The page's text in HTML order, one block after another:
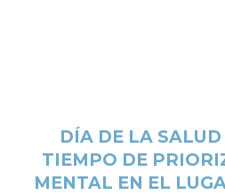
DÍA DE LA
TIEMPO DE
MENTAL EN EL